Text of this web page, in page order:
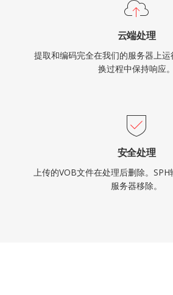
云端处理
提取和编码完全在我们的服务器上
换过程中保持响应。
安全处理
上传的VOB文件在处理后删除。
服务器移除。